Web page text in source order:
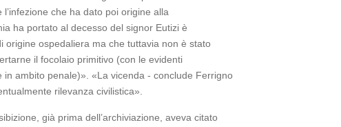
l’infezione che ha dato poi origine alla
ha portato al decesso del signor Eutizi è
origine ospedaliera ma che tuttavia non è stato
il focolaio primitivo (con le evidenti
in ambito penale)». «La vicenda - conclude Ferrigno
rilevanza civilistica».
già prima dell’archiviazione, aveva citato